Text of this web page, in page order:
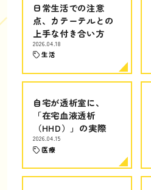
日常生活での注意
点、カテーテルとの
上手な付き合い方
2026.04.18
生活
自宅が透析室に、
「在宅血液透析
（HHD）」の実際
2026.04.15
医療